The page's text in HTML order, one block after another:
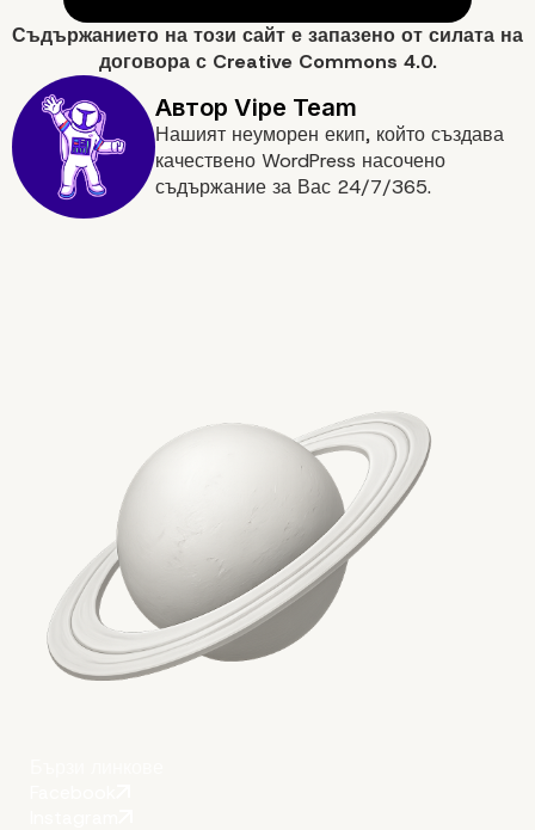
Управление на
сайтове
Вече знаете, кога
наемете
WordPress екип
Съдържанието на този сайт е запазено от силата на
договора с Creative Commons 4.0.
Нашият неуморен екип, който създава
качествено WordPress насочено
съдържание за Вас 24/7/365.